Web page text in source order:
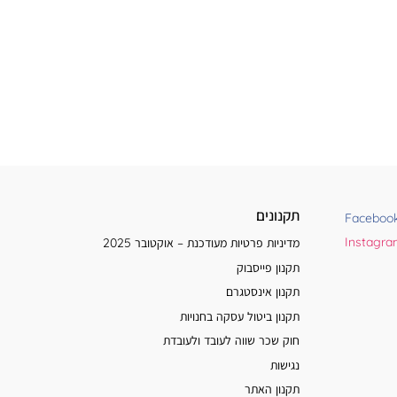
תקנונים
מדיניות פרטיות מעודכנת – אוקטובר 2025
תקנון פייסבוק
תקנון אינסטגרם
תקנון ביטול עסקה בחנויות
חוק שכר שווה לעובד ולעובדת
נגישות
תקנון האתר